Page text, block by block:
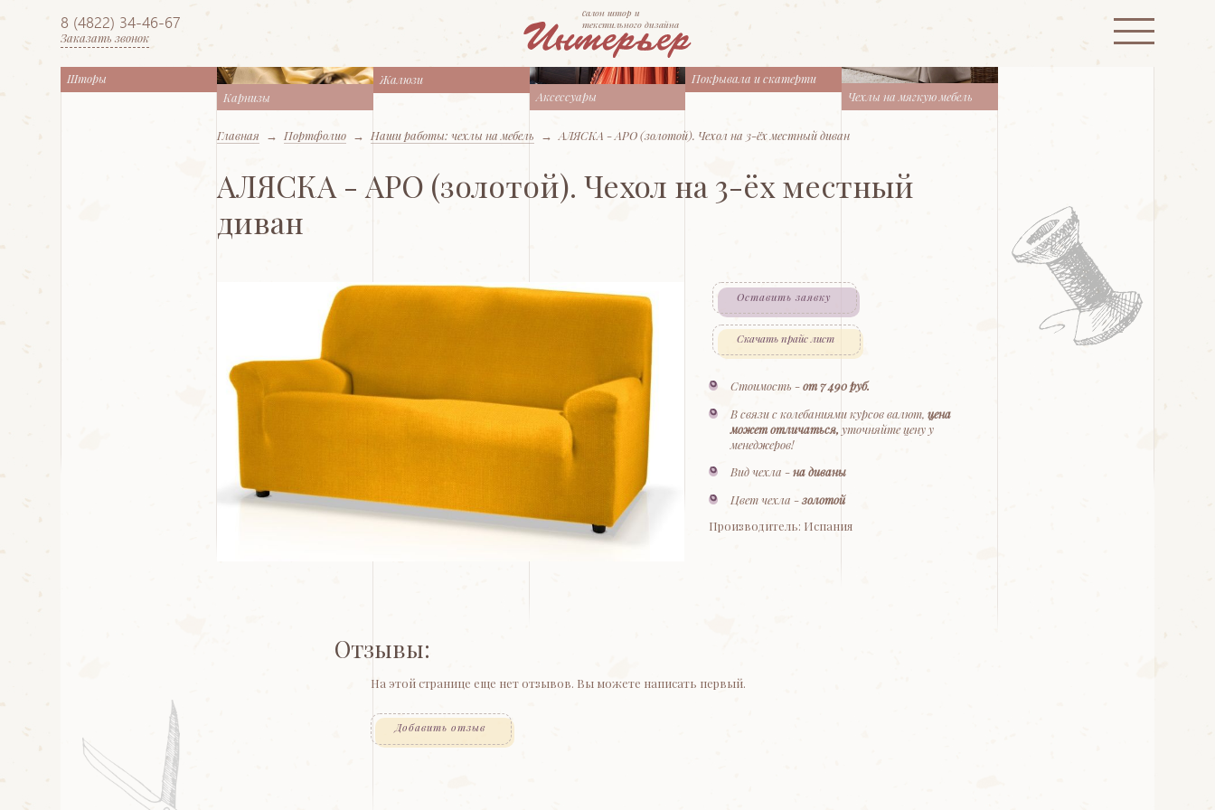
8 (4822) 34-46-67
Заказать звонок
cалон штор и
текстильного дизайна
Шторы
Карнизы
Жалюзи
Аксессуары
Покрывала и скатерти
Чехлы на мягкую мебель
Главная → Портфолио → Наши работы: чехлы на мебель → АЛЯСКА - АРО (золотой). Чехол на 3-ёх местный диван
АЛЯСКА - АРО (золотой). Чехол на 3-ёх местный
диван
Оставить заявку
Скачать прайс лист
Стоимость -от 7 490 руб.
В связи с колебаниями курсов валют, цена
может отличаться, уточняйте цену у
менеджеров!
Вид чехла -на диваны
Цвет чехла -золотой
Производитель: Испания
Отзывы:
На этой странице еще нет отзывов. Вы можете написать первый.
Добавить отзыв